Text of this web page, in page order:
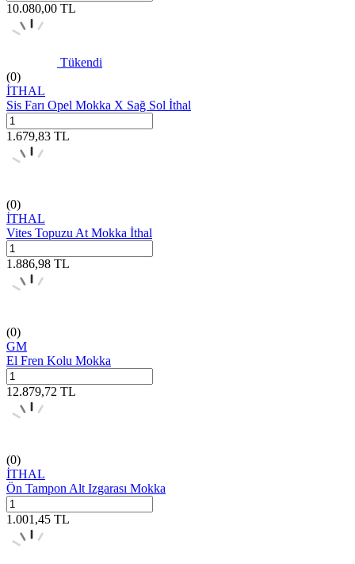
10.080,00 TL
Tükendi
(0)
İTHAL
Sis Farı Opel Mokka X Sağ Sol İthal
1.679,83 TL
(0)
İTHAL
Vites Topuzu At Mokka İthal
1.886,98 TL
(0)
GM
El Fren Kolu Mokka
12.879,72 TL
(0)
İTHAL
Ön Tampon Alt Izgarası Mokka
1.001,45 TL